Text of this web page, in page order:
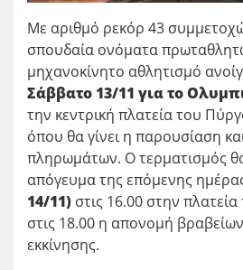
Με αριθμό ρεκόρ 43
σπουδαία ονόματα
μηχανοκίνητο αθλητισμό
Σάββατο 13/11 για το
την κεντρική πλατεία του
όπου θα γίνει η παρουσίαση
πληρωμάτων. Ο τερματισμός θα
απόγευμα της επόμενης
14/11) στις 16.00 στην
στις 18.00 η απονομή
εκκίνησης.